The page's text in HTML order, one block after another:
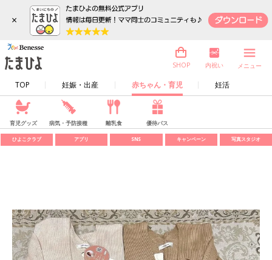
×
TOP 妊娠・出産 赤ちゃん・育児 妊活
SHOP 内祝い メニュー
育児グッズ 病気・予防接種 離乳食 優待パス
ひよこクラブ アプリ SNS キャンペーン 写真スタジオ